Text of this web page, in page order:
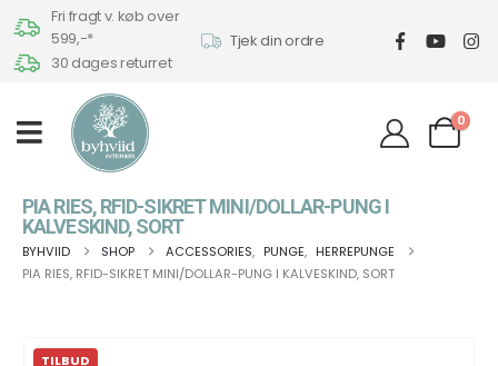
Fri fragt v. køb over
599,-*
30 dages returret
Tjek din ordre
0
PIA RIES, RFID-SIKRET MINI/DOLLAR-PUNG I
KALVESKIND, SORT
BYHVIID SHOP ACCESSORIES, PUNGE, HERREPUNGE
PIA RIES, RFID-SIKRET MINI/DOLLAR-PUNG I KALVESKIND, SORT
TILBUD